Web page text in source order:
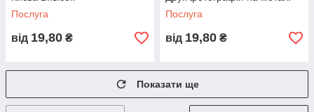
Послуга
від 19,80 ₴
Послуга
від 19,80 ₴
Показати ще